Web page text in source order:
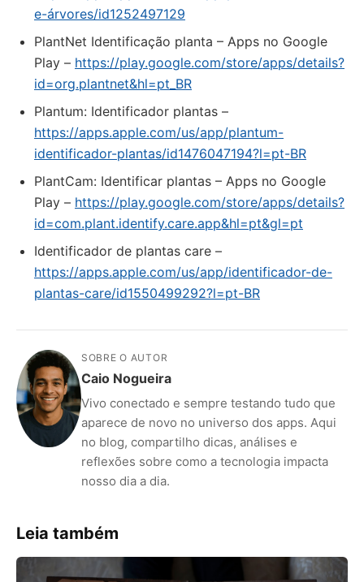
e-árvores/id1252497129
PlantNet Identificação planta – Apps no Google
Play – https://play.google.com/store/apps/details?
id=org.plantnet&hl=pt_BR
‎Plantum: Identificador plantas –
https://apps.apple.com/us/app/plantum-
identificador-plantas/id1476047194?l=pt-BR
PlantCam: Identificar plantas – Apps no Google
Play – https://play.google.com/store/apps/details?
id=com.plant.identify.care.app&hl=pt&gl=pt
‎Identificador de plantas care –
https://apps.apple.com/us/app/identificador-de-
plantas-care/id1550499292?l=pt-BR
SOBRE O AUTOR
Caio Nogueira
Vivo conectado e sempre testando tudo que
aparece de novo no universo dos apps. Aqui
no blog, compartilho dicas, análises e
reflexões sobre como a tecnologia impacta
nosso dia a dia.
Leia também